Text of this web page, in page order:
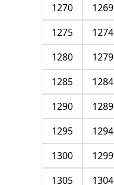
1269
1270
1274
1275
1279
1280
1284
1285
1289
1290
1294
1295
1299
1300
1304
1305